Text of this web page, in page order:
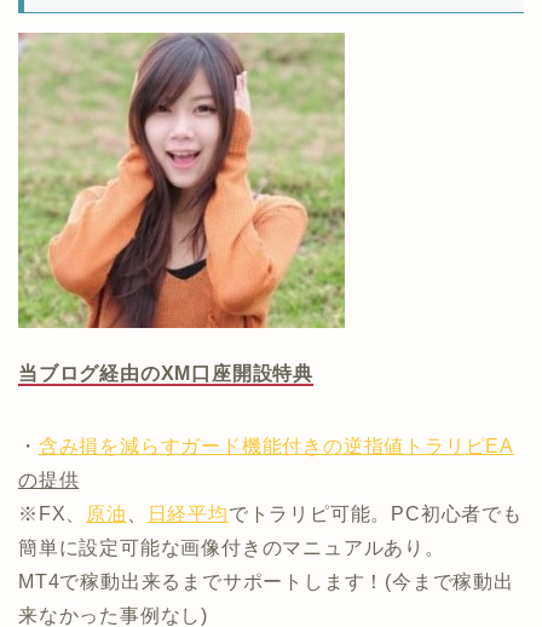
当ブログ経由のXM口座開設特典
・ 含み損を減らすガード機能付きの逆指値トラリピEA
の提供
※FX、
原油 日経平均でトラリピ可能。PC初心者でも
簡単に設定可能な画像付きのマニュアルあり。
MT4で稼動出来るまでサポートします！(今まで稼動出
来なかった事例なし)